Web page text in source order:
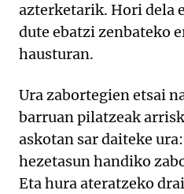
azterketarik. Hori dela
dute ebatzi zenbateko
hausturan.
Ura zabortegien etsai
barruan pilatzeak
askotan sar daiteke
hezetasun handiko
Eta hura ateratzeko